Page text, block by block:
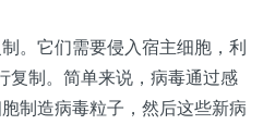
。它们需要侵入宿主细胞，利
复制。简单来说，病毒通过感
制造病毒粒子，然后这些新病